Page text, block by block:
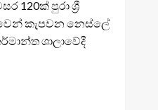
120ක් පුරා ශ්‍රී
කැපවන නෙස්ලේ
ශාලාවේදී